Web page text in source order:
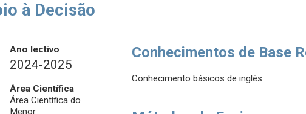
à Decisão
Ano lectivo
2024-2025
Área Científica
Área Científica do
Conhecimentos de Base
Conhecimento básicos de inglês.